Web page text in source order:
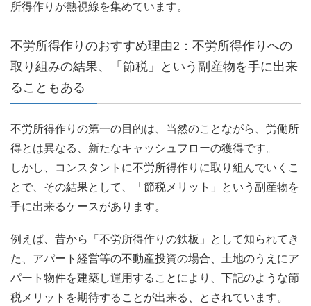
所得作りが熱視線を集めています。
不労所得作りのおすすめ理由2：不労所得作りへの
取り組みの結果、「節税」という副産物を手に出来
ることもある
不労所得作りの第一の目的は、当然のことながら、労働所
得とは異なる、新たなキャッシュフローの獲得です。
しかし、コンスタントに不労所得作りに取り組んでいくこ
とで、その結果として、「節税メリット」という副産物を
手に出来るケースがあります。
例えば、昔から「不労所得作りの鉄板」として知られてき
た、アパート経営等の不動産投資の場合、土地のうえにア
パート物件を建築し運用することにより、下記のような節
税メリットを期待することが出来る、とされています。